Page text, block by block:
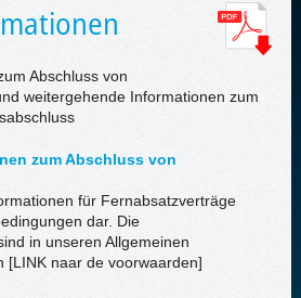
Abschluss von
weitergehende Informationen zum
zum Abschluss von
für Fernabsatzverträge
dar. Die
in unseren Allgemeinen
[LINK naar de voorwaarden]